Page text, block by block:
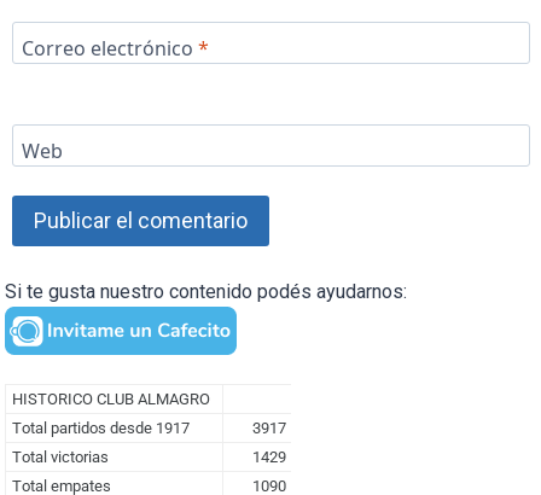
Correo electrónico *
Web
Si te gusta nuestro contenido podés ayudarnos: